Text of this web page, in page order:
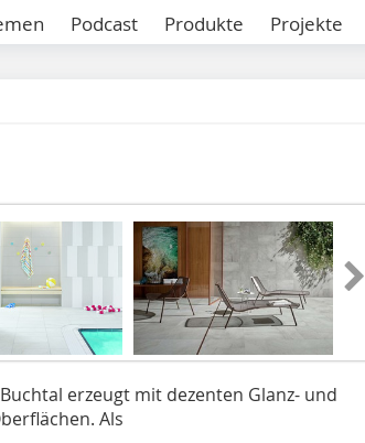
Podcast Produkte Projekte
erzeugt mit dezenten Glanz- und
Als